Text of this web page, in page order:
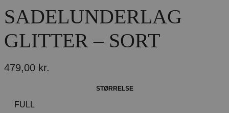
SADELUNDERLAG
GLITTER – SORT
479,00 kr.
STØRRELSE
FULL